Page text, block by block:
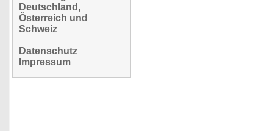
Deutschland,
Österreich und
Schweiz
Datenschutz
Impressum